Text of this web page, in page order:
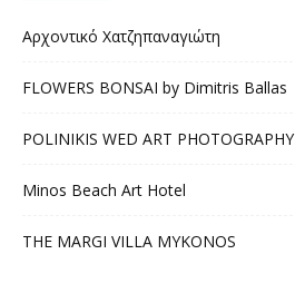
Αρχοντικό Χατζηπαναγιώτη
FLOWERS BONSAI by Dimitris Ballas
POLINIKIS WED ART PHOTOGRAPHY
Minos Beach Art Hotel
THE MARGI VILLA MYKONOS